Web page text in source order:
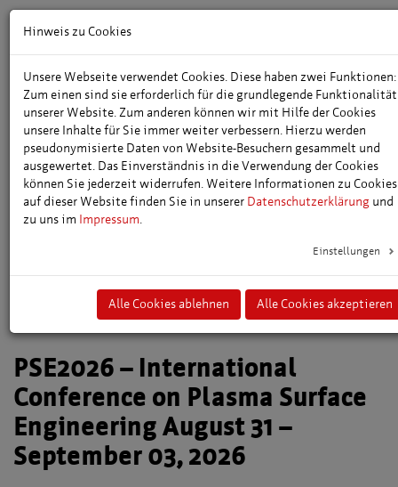
Erfurt Tourismus und Marketing GmbH
Abteilung Kongresse / Tagungen
Tel.: 0361 – 6640 230
tagungen@erfurt-tourismus.de
PSE2026 – International
Conference on Plasma Surface
Engineering August 31 –
September 03, 2026
Hinweis zu Cookies
Unsere Webseite verwendet Cookies. Diese haben zwei Funktionen:
Zum einen sind sie erforderlich für die grundlegende Funktionalität
unserer Website. Zum anderen können wir mit Hilfe der Cookies
unsere Inhalte für Sie immer weiter verbessern. Hierzu werden
pseudonymisierte Daten von Website-Besuchern gesammelt und
ausgewertet. Das Einverständnis in die Verwendung der Cookies
können Sie jederzeit widerrufen. Weitere Informationen zu Cookies
auf dieser Website finden Sie in unserer Datenschutzerklärung und
zu uns im Impressum.
Einstellungen
Alle Cookies ablehnen Alle Cookies akzeptieren